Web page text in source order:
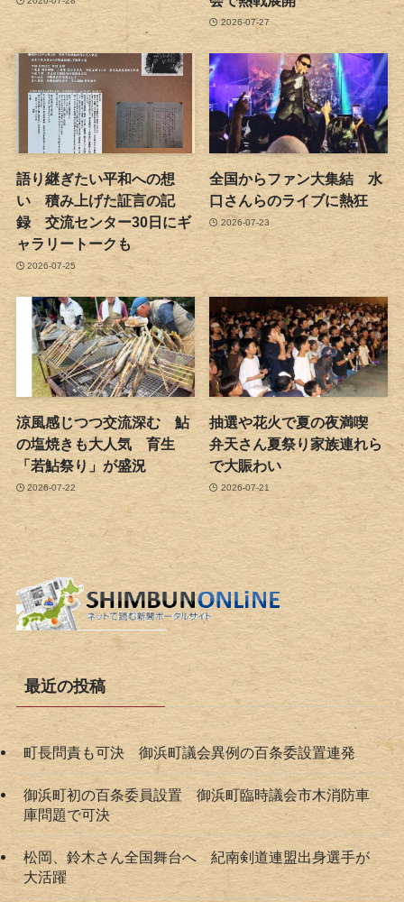
2026-07-27
語り継ぎたい平和への想
い 積み上げた証言の記
録 交流センター30日にギ
ャラリートークも
2026-07-25
全国からファン大集結 水
口さんらのライブに熱狂
2026-07-23
涼風感じつつ交流深む 鮎
の塩焼きも大人気 育生
「若鮎祭り」が盛況
2026-07-22
抽選や花火で夏の夜満喫
弁天さん夏祭り家族連れら
で大賑わい
2026-07-21
最近の投稿
町長問責も可決 御浜町議会異例の百条委設置連発
御浜町初の百条委員設置 御浜町臨時議会市木消防車
庫問題で可決
松岡、鈴木さん全国舞台へ 紀南剣道連盟出身選手が
大活躍